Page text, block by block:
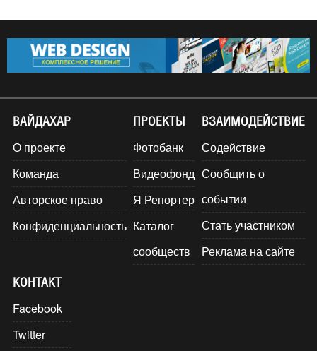
ВАЙДАХАР
О проекте
Команда
Авторское право
Конфиденциальность
ПРОЕКТЫ
Фотобанк
Видеофонд
Я Репортер
Каталог
сообществ
ВЗАИМОДЕЙСТВИЕ
Содействие
Сообщить о
событии
Стать участником
Реклама на сайте
КОНТАКТ
Facebook
Twitter